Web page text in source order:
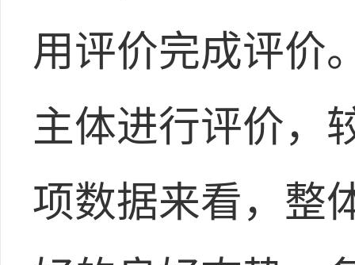
用评价完成评价
主体进行评价，
项数据来看，整